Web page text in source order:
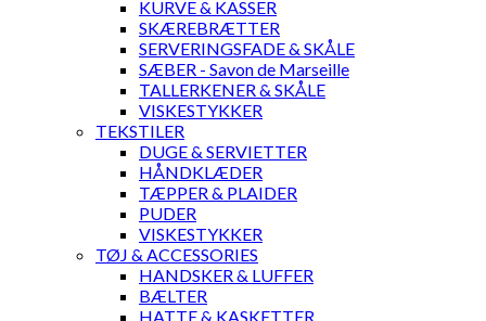
KURVE & KASSER
SKÆREBRÆTTER
SERVERINGSFADE & SKÅLE
SÆBER - Savon de Marseille
TALLERKENER & SKÅLE
VISKESTYKKER
TEKSTILER
DUGE & SERVIETTER
HÅNDKLÆDER
TÆPPER & PLAIDER
PUDER
VISKESTYKKER
TØJ & ACCESSORIES
HANDSKER & LUFFER
BÆLTER
HATTE & KASKETTER